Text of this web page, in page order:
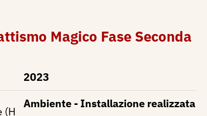
Magico Fase Seconda
2023
(H
Ambiente - Installazione realizzata